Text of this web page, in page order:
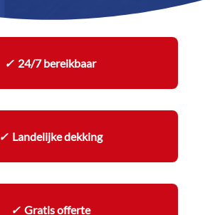
✓24/7 bereikbaar
✓ Landelijke dekking
✓Gratis offerte